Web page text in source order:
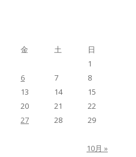
金 土
日
1
6 7
8
13 14
15
20 21
22
27 28
29
10月 »